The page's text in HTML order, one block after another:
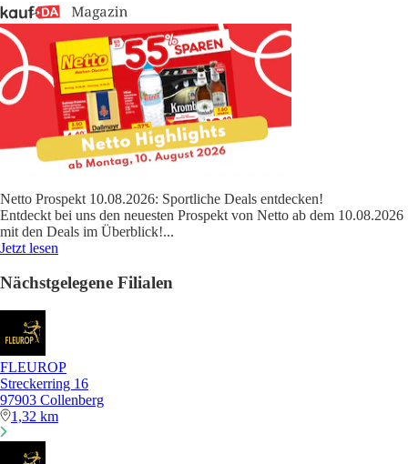
Netto Prospekt 10.08.2026: Sportliche Deals entdecken!
Entdeckt bei uns den neuesten Prospekt von Netto ab dem 10.08.2026
mit den Deals im Überblick!...
Jetzt lesen
Nächstgelegene Filialen
FLEUROP
Streckerring 16
97903 Collenberg
1,32 km